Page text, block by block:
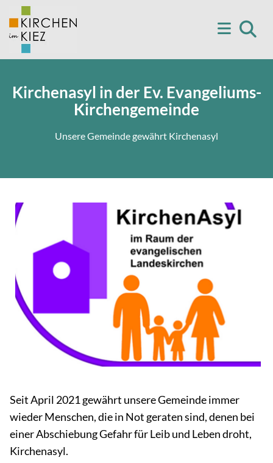
Kirchenasyl in der Ev. Evangeliums-
Kirchengemeinde
Unsere Gemeinde gewährt Kirchenasyl
Seit April 2021 gewährt unsere Gemeinde immer
wieder Menschen, die in Not geraten sind, denen bei
einer Abschiebung Gefahr für Leib und Leben droht,
Kirchenasyl.